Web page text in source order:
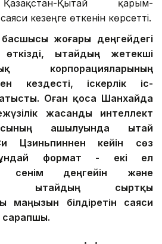
сапарлап келді. Екі ел
мәдени орталықтар
Лу Бань шеберханалары
істеуде. Бұл – қос
қалыптасқан достық
тағы бір айғағы, –
басшысы.
Сыртқы саяси зерттеулер
төрағасының орынбасары
айтуынша, сапар
Қытай қарым-
кезеңге өткенін көрсетті.
жоғары деңгейдегі
өткізді, Қытайдың жетекші
корпорацияларының